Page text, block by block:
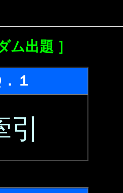
ム出題 ］
．１
引